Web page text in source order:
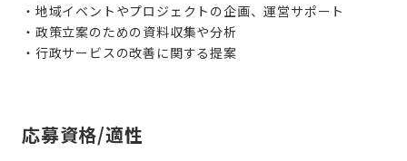
・地域イベントやプロジェクトの企画、運営サポート
・政策立案のための資料収集や分析
・行政サービスの改善に関する提案
応募資格/適性